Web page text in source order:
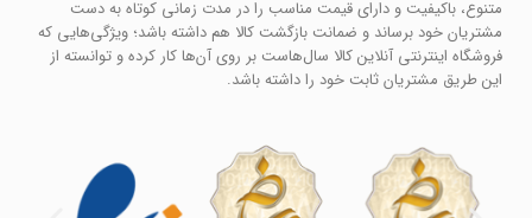
متنوع، باکیفیت و دارای قیمت مناسب را در مدت زمانی کوتاه به دست
مشتریان خود برساند و ضمانت بازگشت کالا هم داشته باشد؛ ویژگی‌هایی که
فروشگاه اینترنتی آنلاین کالا سال‌هاست بر روی آن‌ها کار کرده و توانسته از
این طریق مشتریان ثابت خود را داشته باشد.